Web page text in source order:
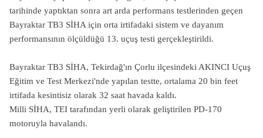
tarihinde yaptıktan sonra art arda performans testlerinden geçen
Bayraktar TB3 SİHA için orta irtifadaki sistem ve dayanım
performansının ölçüldüğü 13. uçuş testi gerçekleştirildi.
Bayraktar TB3 SİHA, Tekirdağ'ın Çorlu ilçesindeki AKINCI Uçuş
Eğitim ve Test Merkezi'nde yapılan testte, ortalama 20 bin feet
irtifada kesintisiz olarak 32 saat havada kaldı.
Milli SİHA, TEI tarafından yerli olarak geliştirilen PD-170
motoruyla havalandı.